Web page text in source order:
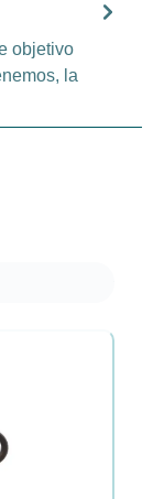
objetivo
la